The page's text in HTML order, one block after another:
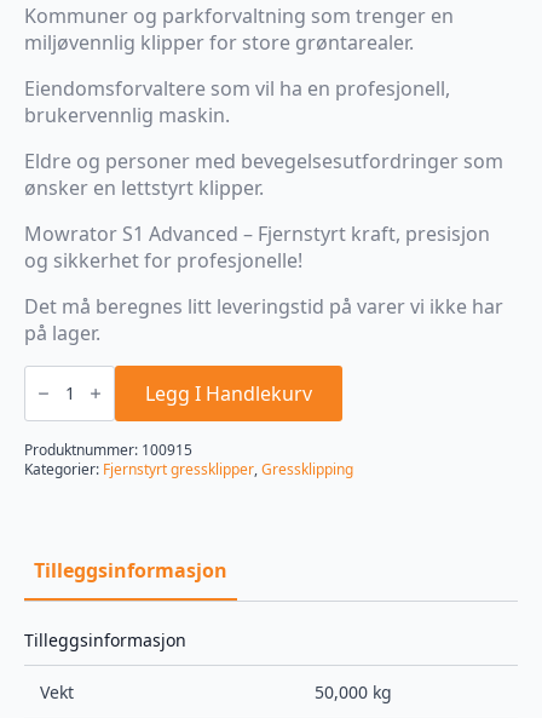
Kommuner og parkforvaltning som trenger en
miljøvennlig klipper for store grøntarealer.
Eiendomsforvaltere som vil ha en profesjonell,
brukervennlig maskin.
Eldre og personer med bevegelsesutfordringer som
ønsker en lettstyrt klipper.
Mowrator S1 Advanced – Fjernstyrt kraft, presisjon
og sikkerhet for profesjonelle!
Det må beregnes litt leveringstid på varer vi ikke har
på lager.
Mowrator
Advanced
Elektrisk
gressklipper
antall
Legg I Handlekurv
Produktnummer: 100915
Kategorier: Fjernstyrt gressklipper,Gressklipping
Tilleggsinformasjon
Tilleggsinformasjon
Vekt 50,000 kg